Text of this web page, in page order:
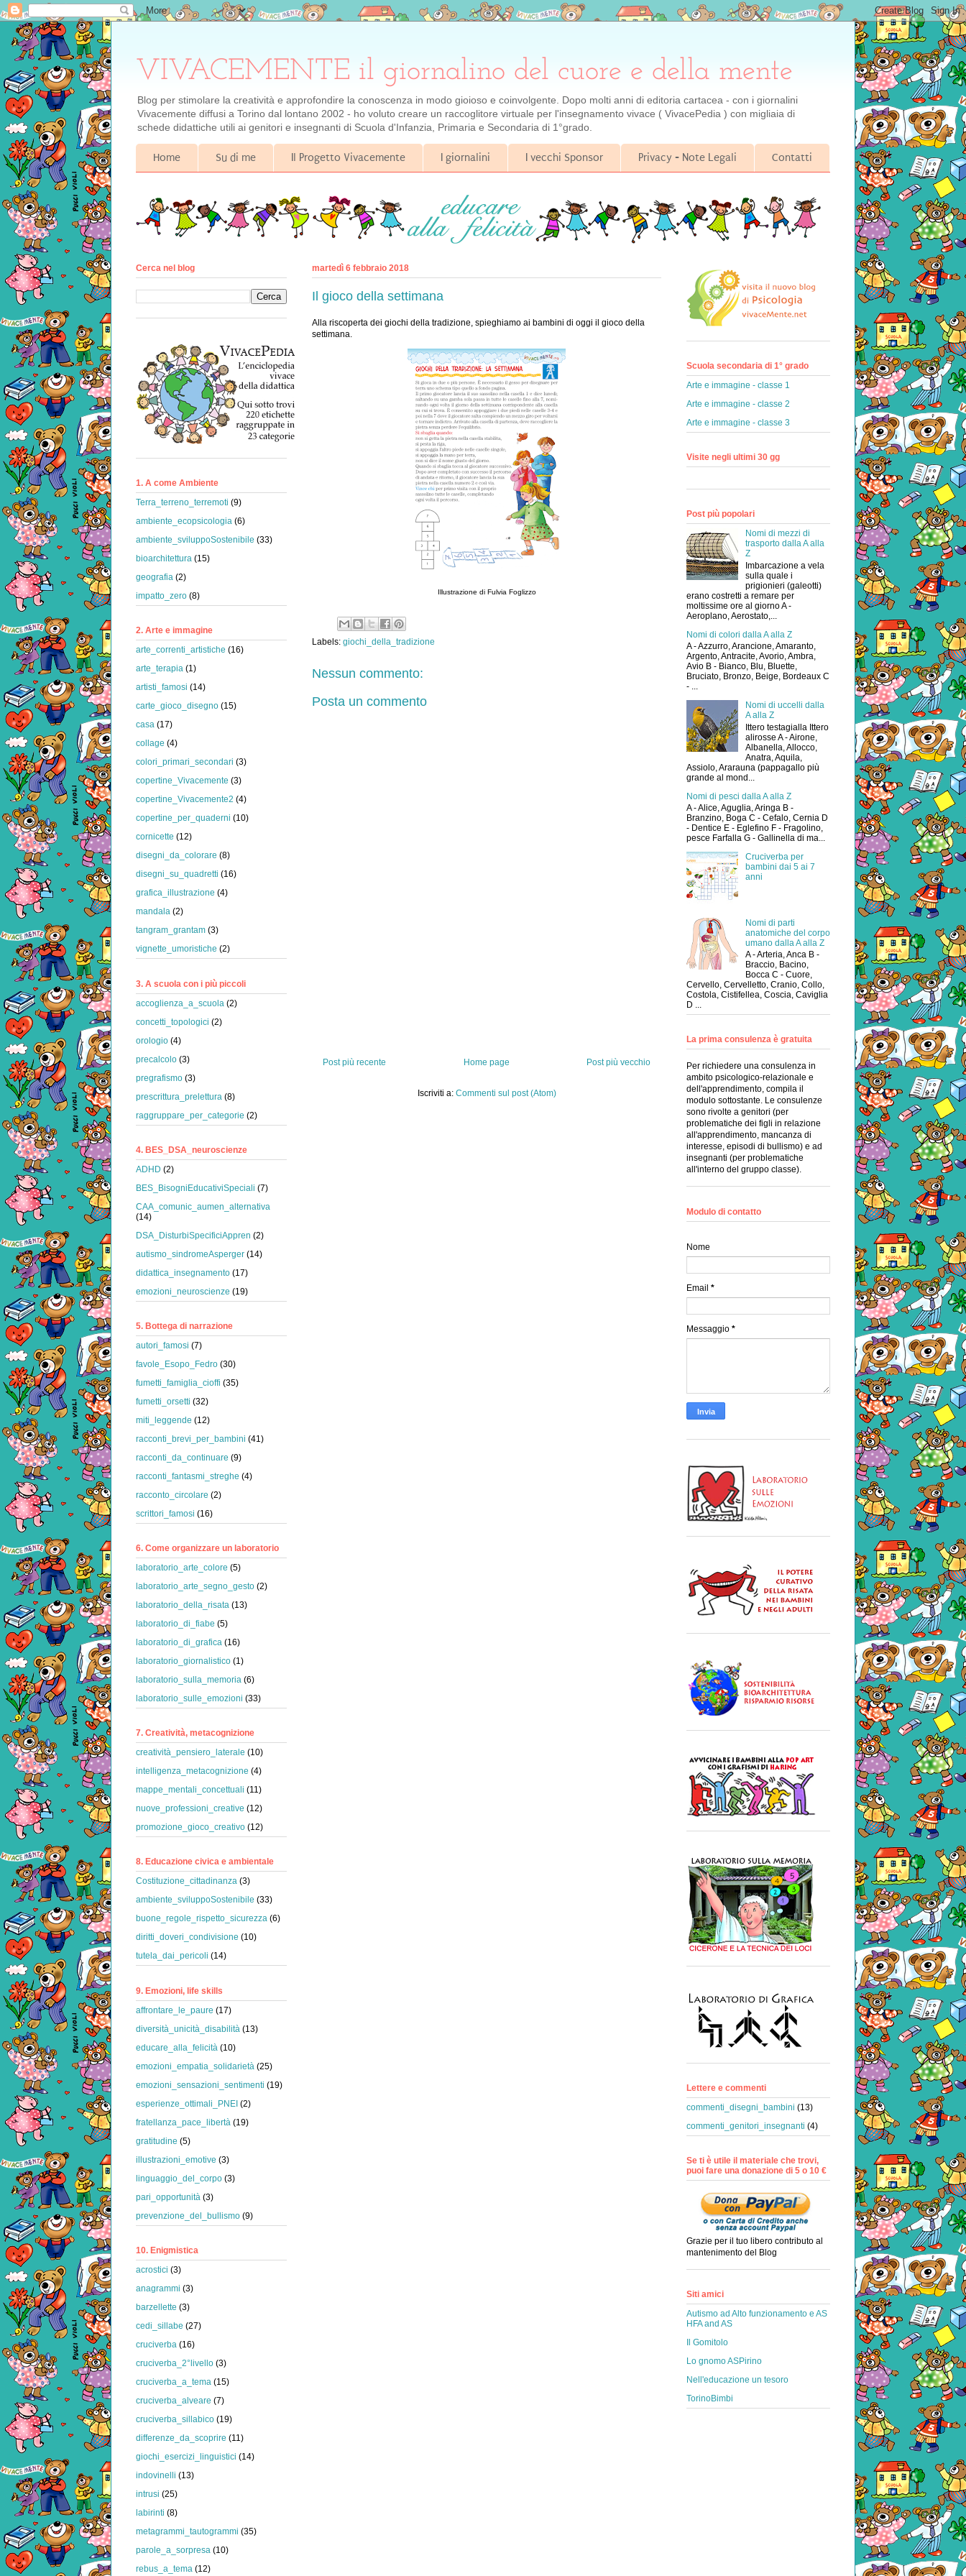
VIVACEMENTE il giornalino del cuore e della mente
Blog per stimolare la creatività e approfondire la conoscenza in modo gioioso e coinvolgente. Dopo molti anni di editoria cartacea - con i giornalini
Vivacemente diffusi a Torino dal lontano 2002 - ho voluto creare un raccoglitore virtuale per l'insegnamento vivace ( VivacePedia ) con migliaia di
schede didattiche utili ai genitori e insegnanti di Scuola d'Infanzia, Primaria e Secondaria di 1°grado.
Home Su di me Il Progetto Vivacemente I giornalini I vecchi Sponsor Privacy - Note Legali Contatti
martedì 6 febbraio 2018
Il gioco della settimana
Alla riscoperta dei giochi della tradizione, spieghiamo ai bambini di oggi il gioco della
settimana.
Illustrazione di Fulvia Foglizzo
Labels: giochi_della_tradizione
Nessun commento:
Posta un commento
Post più recente Post più vecchio
Home page
Iscriviti a: Commenti sul post (Atom)
Cerca nel blog
1. A come Ambiente
Terra_terreno_terremoti (9)
ambiente_ecopsicologia (6)
ambiente_sviluppoSostenibile (33)
bioarchitettura (15)
geografia (2)
impatto_zero (8)
2. Arte e immagine
arte_correnti_artistiche (16)
arte_terapia (1)
artisti_famosi (14)
carte_gioco_disegno (15)
casa (17)
collage (4)
colori_primari_secondari (3)
copertine_Vivacemente (3)
copertine_Vivacemente2 (4)
copertine_per_quaderni (10)
cornicette (12)
disegni_da_colorare (8)
disegni_su_quadretti (16)
grafica_illustrazione (4)
mandala (2)
tangram_grantam (3)
vignette_umoristiche (2)
3. A scuola con i più piccoli
accoglienza_a_scuola (2)
concetti_topologici (2)
orologio (4)
precalcolo (3)
pregrafismo (3)
prescrittura_prelettura (8)
raggruppare_per_categorie (2)
4. BES_DSA_neuroscienze
ADHD (2)
BES_BisogniEducativiSpeciali (7)
CAA_comunic_aumen_alternativa
(14)
DSA_DisturbiSpecificiAppren (2)
autismo_sindromeAsperger (14)
didattica_insegnamento (17)
emozioni_neuroscienze (19)
5. Bottega di narrazione
autori_famosi (7)
favole_Esopo_Fedro (30)
fumetti_famiglia_cioffi (35)
fumetti_orsetti (32)
miti_leggende (12)
racconti_brevi_per_bambini (41)
racconti_da_continuare (9)
racconti_fantasmi_streghe (4)
racconto_circolare (2)
scrittori_famosi (16)
6. Come organizzare un laboratorio
laboratorio_arte_colore (5)
laboratorio_arte_segno_gesto (2)
laboratorio_della_risata (13)
laboratorio_di_fiabe (5)
laboratorio_di_grafica (16)
laboratorio_giornalistico (1)
laboratorio_sulla_memoria (6)
laboratorio_sulle_emozioni (33)
7. Creatività, metacognizione
creatività_pensiero_laterale (10)
intelligenza_metacognizione (4)
mappe_mentali_concettuali (11)
nuove_professioni_creative (12)
promozione_gioco_creativo (12)
8. Educazione civica e ambientale
Costituzione_cittadinanza (3)
ambiente_sviluppoSostenibile (33)
buone_regole_rispetto_sicurezza (6)
diritti_doveri_condivisione (10)
tutela_dai_pericoli (14)
9. Emozioni, life skills
affrontare_le_paure (17)
diversità_unicità_disabilità (13)
educare_alla_felicità (10)
emozioni_empatia_solidarietà (25)
emozioni_sensazioni_sentimenti (19)
esperienze_ottimali_PNEI (2)
fratellanza_pace_libertà (19)
gratitudine (5)
illustrazioni_emotive (3)
linguaggio_del_corpo (3)
pari_opportunità (3)
prevenzione_del_bullismo (9)
10. Enigmistica
acrostici (3)
anagrammi (3)
barzellette (3)
cedi_sillabe (27)
cruciverba (16)
cruciverba_2°livello (3)
cruciverba_a_tema (15)
cruciverba_alveare (7)
cruciverba_sillabico (19)
differenze_da_scoprire (11)
giochi_esercizi_linguistici (14)
indovinelli (13)
intrusi (25)
labirinti (8)
metagrammi_tautogrammi (35)
parole_a_sorpresa (10)
rebus_a_tema (12)
Scuola secondaria di 1° grado
Arte e immagine - classe 1
Arte e immagine - classe 2
Arte e immagine - classe 3
Visite negli ultimi 30 gg
Post più popolari
Nomi di mezzi di
trasporto dalla A alla
Z
Imbarcazione a vela
sulla quale i
prigionieri (galeotti)
erano costretti a remare per
moltissime ore al giorno A -
Aeroplano, Aerostato,...
Nomi di colori dalla A alla Z
A - Azzurro, Arancione, Amaranto,
Argento, Antracite, Avorio, Ambra,
Avio B - Bianco, Blu, Bluette,
Bruciato, Bronzo, Beige, Bordeaux C
- ...
Nomi di uccelli dalla
A alla Z
Ittero testagialla Ittero
alirosse A - Airone,
Albanella, Allocco,
Anatra, Aquila,
Assiolo, Ararauna (pappagallo più
grande al mond...
Nomi di pesci dalla A alla Z
A - Alice, Aguglia, Aringa B -
Branzino, Boga C - Cefalo, Cernia D
- Dentice E - Eglefino F - Fragolino,
pesce Farfalla G - Gallinella di ma...
Cruciverba per
bambini dai 5 ai 7
anni
Nomi di parti
anatomiche del corpo
umano dalla A alla Z
A - Arteria, Anca B -
Braccio, Bacino,
Bocca C - Cuore,
Cervello, Cervelletto, Cranio, Collo,
Costola, Cistifellea, Coscia, Caviglia
D ...
La prima consulenza è gratuita
Per richiedere una consulenza in
ambito psicologico-relazionale e
dell'apprendimento, compila il
modulo sottostante. Le consulenze
sono rivolte a genitori (per
problematiche dei figli in relazione
all'apprendimento, mancanza di
interesse, episodi di bullismo) e ad
insegnanti (per problematiche
all'interno del gruppo classe).
Modulo di contatto
Nome
Email *
Messaggio *
Lettere e commenti
commenti_disegni_bambini (13)
commenti_genitori_insegnanti (4)
Se ti è utile il materiale che trovi,
puoi fare una donazione di 5 o 10 €
Grazie per il tuo libero contributo al
mantenimento del Blog
Siti amici
Autismo ad Alto funzionamento e AS
HFA and AS
Il Gomitolo
Lo gnomo ASPirino
Nell'educazione un tesoro
TorinoBimbi